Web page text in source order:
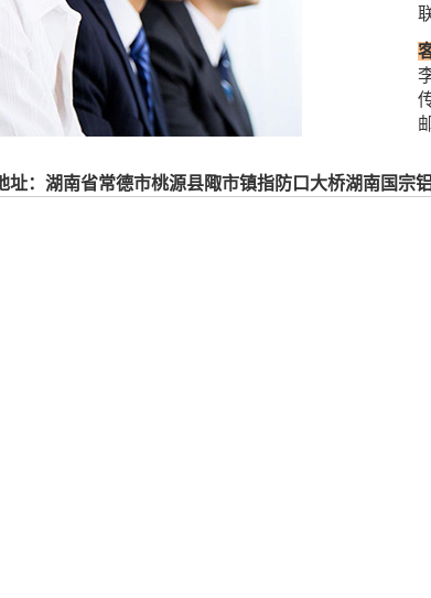
址：湖南省常德市桃源县陬市镇指防口大桥湖南国宗